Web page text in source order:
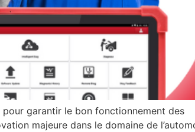
garantir le bon fonctionnement des
majeure dans le domaine de